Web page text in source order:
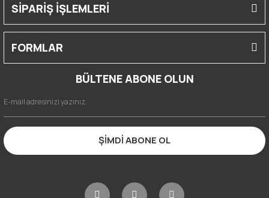
SİPARİŞ İŞLEMLERİ
FORMLAR
BÜLTENE ABONE OLUN
ŞİMDİ ABONE OL